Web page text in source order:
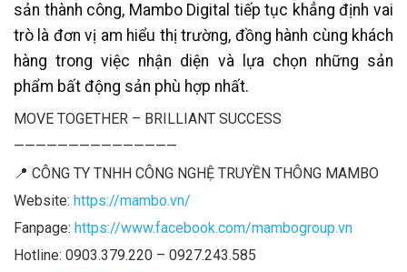
sản thành công, Mambo Digital tiếp tục khẳng định vai
trò là đơn vị am hiểu thị trường, đồng hành cùng khách
hàng trong việc nhận diện và lựa chọn những sản
phẩm bất động sản phù hợp nhất.
MOVE TOGETHER – BRILLIANT SUCCESS
———————————————
📍 CÔNG TY TNHH CÔNG NGHỆ TRUYỀN THÔNG MAMBO
Website: https://mambo.vn/
Fanpage: https://www.facebook.com/mambogroup.vn
Hotline: 0903.379.220 – 0927.243.585